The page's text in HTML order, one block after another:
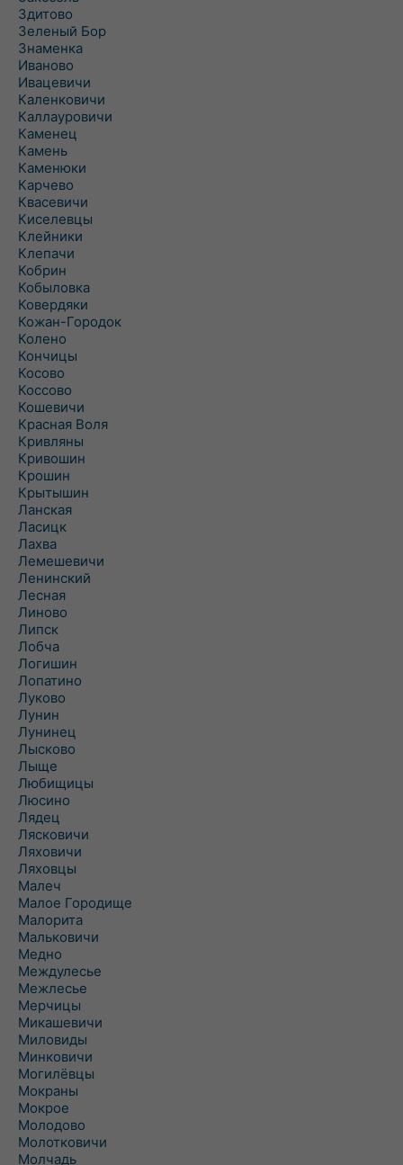
Здитово
Зеленый Бор
Знаменка
Иваново
Ивацевичи
Каленковичи
Каллауровичи
Каменец
Камень
Каменюки
Карчево
Квасевичи
Киселевцы
Клейники
Клепачи
Кобрин
Кобыловка
Ковердяки
Кожан-Городок
Колено
Кончицы
Косово
Коссово
Кошевичи
Красная Воля
Кривляны
Кривошин
Крошин
Крытышин
Ланская
Ласицк
Лахва
Лемешевичи
Ленинский
Лесная
Линово
Липск
Лобча
Логишин
Лопатино
Луково
Лунин
Лунинец
Лысково
Лыще
Любищицы
Люсино
Лядец
Лясковичи
Ляховичи
Ляховцы
Малеч
Малое Городище
Малорита
Мальковичи
Медно
Междулесье
Межлесье
Мерчицы
Микашевичи
Миловиды
Минковичи
Могилёвцы
Мокраны
Мокрое
Молодово
Молотковичи
Молчадь